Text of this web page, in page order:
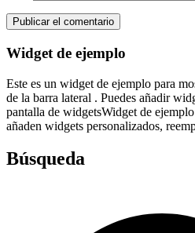
Widget de ejemplo
Este es un widget de ejemplo para
de la barra lateral . Puedes añadir
pantalla de widgetsWidget de
añaden widgets personalizados,
Búsqueda